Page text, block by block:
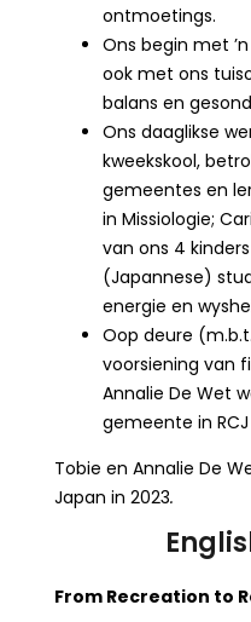
ontmoetings.
Ons begin met
ook met ons
balans en
Ons daaglikse
kweekskool,
gemeentes en
in Missiologie;
van ons 4
(Japannese)
energie en
Oop deure
voorsiening van
Annalie De Wet
gemeente in RCJ
Tobie en Annalie De
Japan in 2023.
From Recreation to